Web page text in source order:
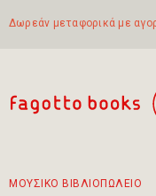
Δωρεάν μεταφορικά με
ΜΟΥΣΙΚΟ ΒΙΒΛΙΟΠΩΛΕΙΟ